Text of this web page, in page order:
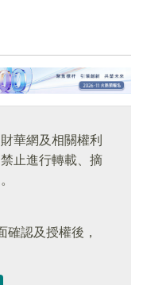
華網及相關權利
止進行轉載、摘
確認及授權後，